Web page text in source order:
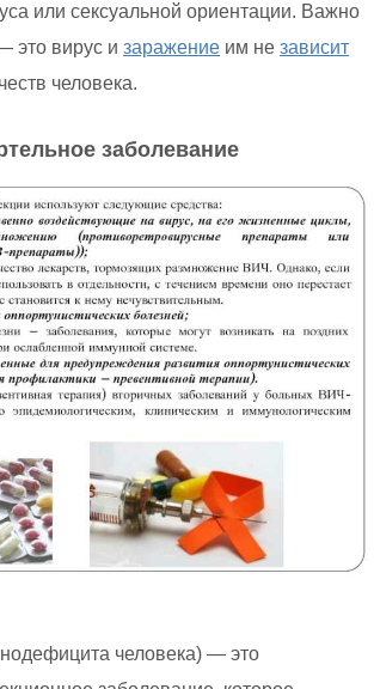
или сексуальной ориентации. Важно
это вирус и заражение им не зависит
человека.
заболевание
человека) — это